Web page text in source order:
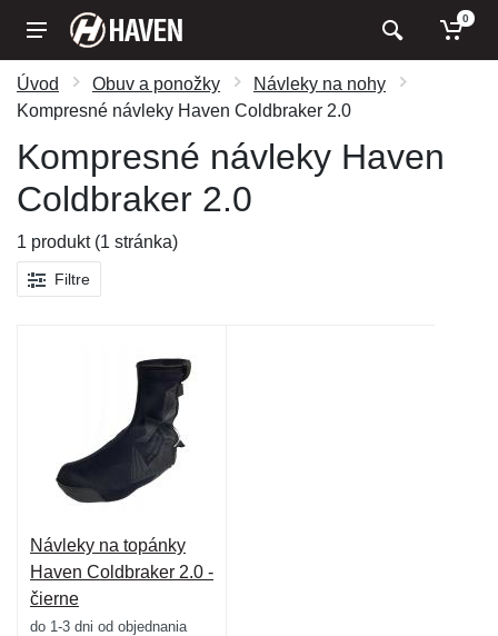
0
Úvod Obuv a ponožky
Návleky na nohy
Kompresné návleky Haven Coldbraker 2.0
Kompresné návleky Haven
Coldbraker 2.0
1 produkt (1 stránka)
Filtre
Návleky na topánky
Haven Coldbraker 2.0 -
čierne
do 1-3 dni od objednania